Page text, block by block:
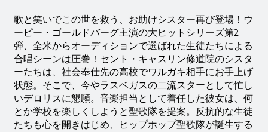
歌と笑いでこの世を救う、お助けシスター再び登場！ウ
ーピー・ゴールドバーグ主演の大ヒットシリーズ第2
弾、全米からオーディションで選ばれた生徒たちによる
合唱シーンは圧巻！セント・キャスリン修道院のシスタ
ーたちは、社会奉仕先の高校でワルガキ相手にお手上げ
状態。そこで、今やラスベガスの二流スターとして忙し
いデロリスに懇願。音楽担当として着任した彼女は、何
とか学校を楽しくしようと聖歌隊を提案。反抗的な生徒
たちも心を開きはじめ、ヒップホップ聖歌隊が誕生する